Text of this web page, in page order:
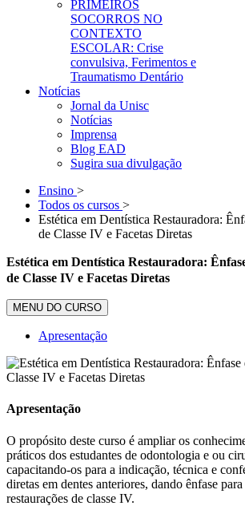
PRIMEIROS
SOCORROS NO
CONTEXTO
ESCOLAR: Crise
convulsiva, Ferimentos e
Traumatismo Dentário
Notícias
Jornal da Unisc
Notícias
Imprensa
Blog EAD
Sugira sua divulgação
Ensino >
Todos os cursos >
Estética em Dentística Restauradora:
de Classe IV e Facetas Diretas
Estética em Dentística Restauradora:
de Classe IV e Facetas Diretas
MENU DO CURSO
Apresentação
Apresentação
O propósito deste curso é ampliar os
práticos dos estudantes de odontologia e ou
capacitando-os para a indicação, técnica e
diretas em dentes anteriores, dando ênfase
restaurações de classe IV.